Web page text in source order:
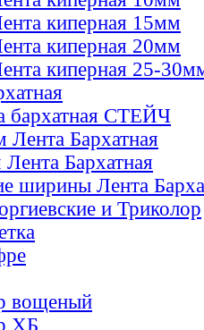
киперная 15мм
киперная 20мм
киперная 25-
бархатная СТЕЙЧ
Лента Бархатная
Бархатная
ширины Лента
и Триколор
вощеный
ХБ